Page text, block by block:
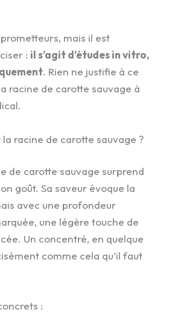
mais il est
: il s’agit d’études in vitro,
. Rien ne justifie à ce
racine de carotte sauvage à
racine de carotte sauvage ?
de carotte sauvage surprend
goût. Sa saveur évoque la
avec une profondeur
une légère touche de
Un concentré, en quelque
comme cela qu’il faut
: